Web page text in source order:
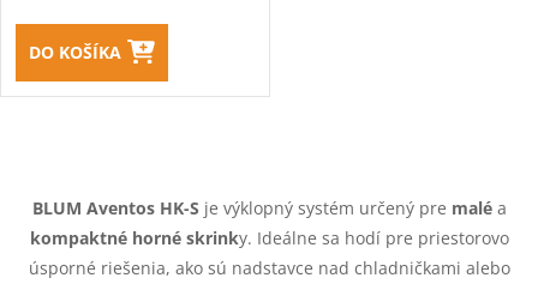
DO KOŠÍKA
BLUM Aventos HK-S je výklopný systém určený pre maléa
kompaktné horné skrinky. Ideálne sa hodí pre priestorovo
úsporné riešenia, ako sú nadstavce nad chladničkami alebo